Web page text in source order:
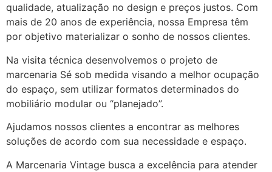
qualidade, atualização no design e preços justos. Com
mais de 20 anos de experiência, nossa Empresa têm
por objetivo materializar o sonho de nossos clientes.
Na visita técnica desenvolvemos o projeto de
marcenaria Sé sob medida visando a melhor ocupação
do espaço, sem utilizar formatos determinados do
mobiliário modular ou “planejado”.
Ajudamos nossos clientes a encontrar as melhores
soluções de acordo com sua necessidade e espaço.
A Marcenaria Vintage busca a excelência para atender